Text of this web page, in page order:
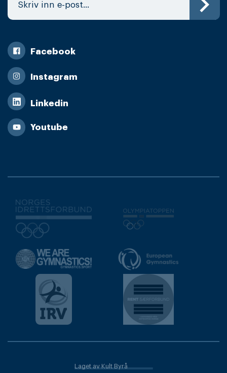
Facebook
Instagram
Linkedin
Youtube
Laget av Kult Byrå